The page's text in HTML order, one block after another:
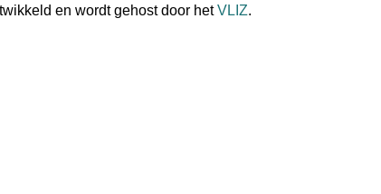
en wordt gehost door hetVLIZ.